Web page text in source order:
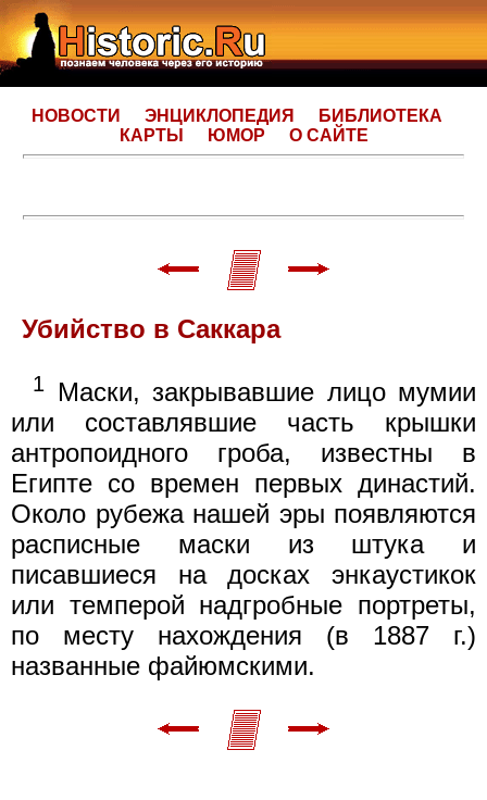
НОВОСТИ ЭНЦИКЛОПЕДИЯ
БИБЛИОТЕКА
КАРТЫ
ЮМОР О САЙТЕ
Убийство в Саккара
1
Маски, закрывавшие лицо мумии
или составлявшие часть крышки
антропоидного гроба, известны в
Египте со времен первых династий.
Около рубежа нашей эры появляются
расписные маски из штука и
писавшиеся на досках энкаустикок
или темперой надгробные портреты,
по месту нахождения (в 1887 г.)
названные файюмскими.